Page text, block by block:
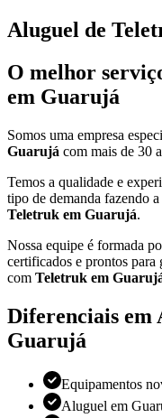
Aluguel de
O melhor
em Guarujá
Somos uma empresa
Guarujá com mais de 30
Temos a qualidade e
tipo de demanda fazendo
Teletruk em Guarujá.
Nossa equipe é formada
certificados e prontos para
com Teletruk em
Diferenciais em
Guarujá
Equipamentos
Aluguel em